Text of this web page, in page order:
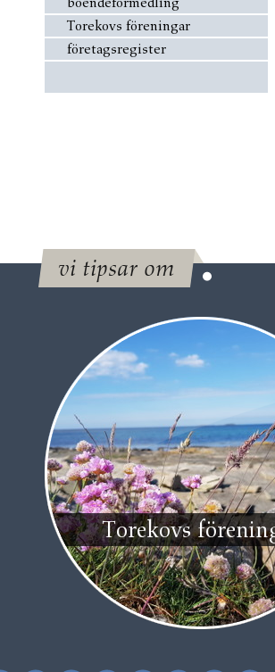
Torekovs föreningar
företagsregister
vi tipsar om
Torekovs